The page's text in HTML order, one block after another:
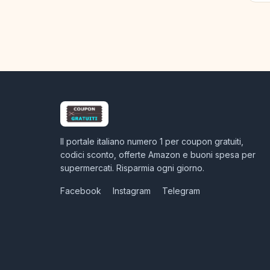
Il portale italiano numero 1 per coupon gratuiti,
codici sconto, offerte Amazon e buoni spesa per
supermercati. Risparmia ogni giorno.
Facebook Instagram Telegram